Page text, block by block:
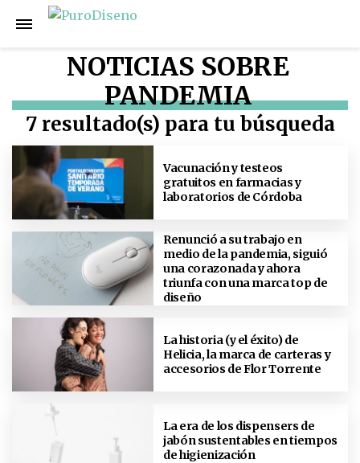
NOTICIAS SOBRE
PANDEMIA
7 resultado(s) para tu búsqueda
Vacunación y testeos
gratuitos en farmacias y
laboratorios de Córdoba
Renunció a su trabajo en
medio de la pandemia, siguió
una corazonada y ahora
triunfa con una marca top de
diseño
La historia (y el éxito) de
Helicia, la marca de carteras y
accesorios de Flor Torrente
La era de los dispensers de
jabón sustentables en tiempos
de higienización